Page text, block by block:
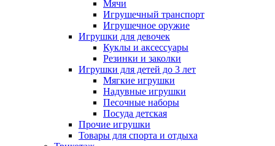
Мячи
Игрушечный транспорт
Игрушечное оружие
Игрушки для девочек
Куклы и аксессуары
Резинки и заколки
Игрушки для детей до 3 лет
Мягкие игрушки
Надувные игрушки
Песочные наборы
Посуда детская
Прочие игрушки
Товары для спорта и отдыха